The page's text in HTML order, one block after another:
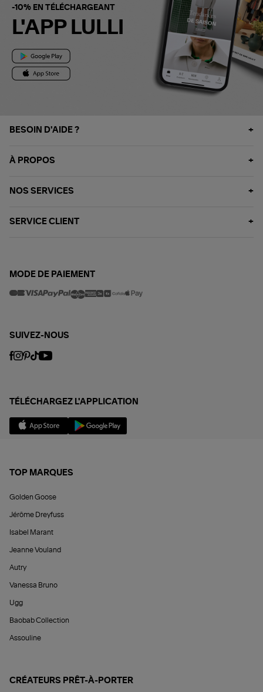
-10% EN TÉLÉCHARGEANT
L'APP LULLI
BESOIN D'AIDE ?
À PROPOS
NOS SERVICES
SERVICE CLIENT
MODE DE PAIEMENT
SUIVEZ-NOUS
TÉLÉCHARGEZ L'APPLICATION
TOP MARQUES
Golden Goose
Jérôme Dreyfuss
Isabel Marant
Jeanne Vouland
Autry
Vanessa Bruno
Ugg
Baobab Collection
Assouline
CRÉATEURS PRÊT-À-PORTER